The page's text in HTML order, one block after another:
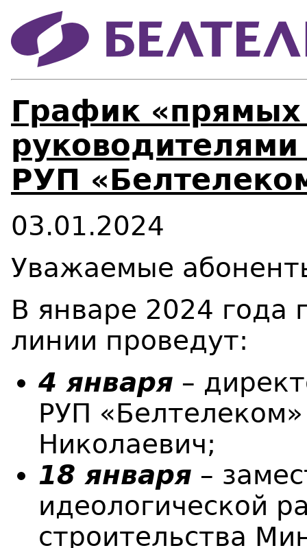
График
РУП
03.01.2024
Уважаемые
В январе 2024
линии проведут:
4 января –
РУП
Николаевич;
18 января –
идеологической
строительства